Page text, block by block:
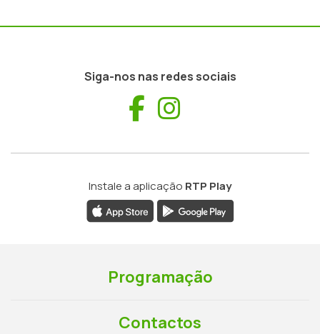
Siga-nos nas redes sociais
Facebook
Instale a aplicação RTP Play
Programação
Contactos